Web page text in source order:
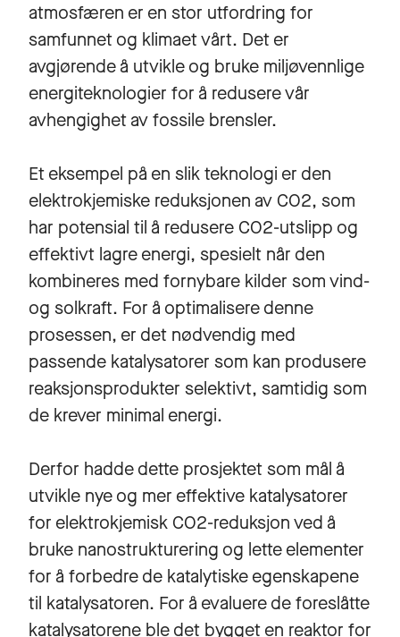
atmosfæren er en stor utfordring for
samfunnet og klimaet vårt. Det er
avgjørende å utvikle og bruke miljøvennlige
energiteknologier for å redusere vår
avhengighet av fossile brensler.
Et eksempel på en slik teknologi er den
elektrokjemiske reduksjonen av CO2, som
har potensial til å redusere CO2-utslipp og
effektivt lagre energi, spesielt når den
kombineres med fornybare kilder som vind-
og solkraft. For å optimalisere denne
prosessen, er det nødvendig med
passende katalysatorer som kan produsere
reaksjonsprodukter selektivt, samtidig som
de krever minimal energi.
Derfor hadde dette prosjektet som mål å
utvikle nye og mer effektive katalysatorer
for elektrokjemisk CO2-reduksjon ved å
bruke nanostrukturering og lette elementer
for å forbedre de katalytiske egenskapene
til katalysatoren. For å evaluere de foreslåtte
katalysatorene ble det bygget en reaktor for